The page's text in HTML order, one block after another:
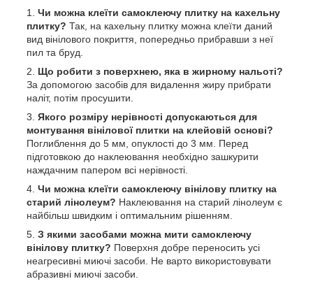
Чи можна клеїти самоклеючу плитку на кахельну
плитку? Так, на кахельну плитку можна клеїти даний
вид вінілового покриття, попередньо прибравши з неї
пил та бруд.
Що робити з поверхнею, яка в жирному нальоті?
За допомогою засобів для видалення жиру прибрати
наліт, потім просушити.
Якого розміру нерівності допускаються для
монтування вінілової плитки на клейовій основі?
Поглиблення до 5 мм, опуклості до 3 мм. Перед
підготовкою до наклеювання необхідно зашкурити
наждачним папером всі нерівності.
Чи можна клеїти самоклеючу вінілову плитку на
старий лінолеум? Наклеювання на старий лінолеум є
найбільш швидким і оптимальним рішенням.
З якими засобами можна мити самоклеючу
вінілову плитку? Поверхня добре переносить усі
неагресивні миючі засоби. Не варто використовувати
абразивні миючі засоби.